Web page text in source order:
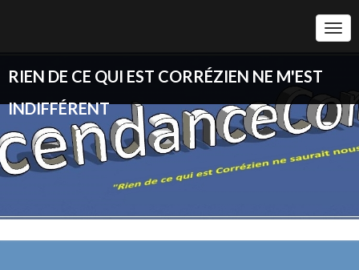
RIEN DE CE QUI EST CORRÉZIEN NE M'EST
INDIFFÉRENT